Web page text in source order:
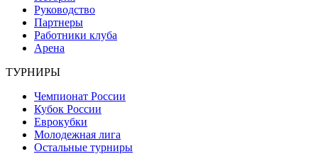
Руководство
Партнеры
Работники клуба
Арена
ТУРНИРЫ
Чемпионат России
Кубок России
Еврокубки
Молодежная лига
Остальные турниры